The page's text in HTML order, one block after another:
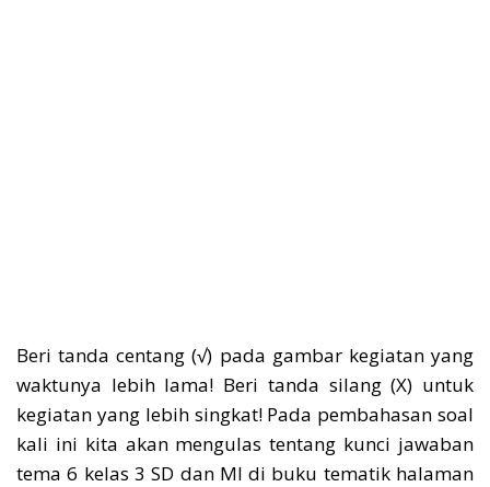
Beri tanda centang (√) pada gambar kegiatan yang
waktunya lebih lama! Beri tanda silang (X) untuk
kegiatan yang lebih singkat! Pada pembahasan soal
kali ini kita akan mengulas tentang kunci jawaban
tema 6 kelas 3 SD dan MI di buku tematik halaman